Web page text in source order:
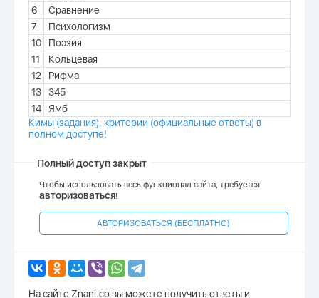
6
Сравнение
7
Психологизм
10
Поэзия
11
Кольцевая
12
Рифма
13
345
14
Ямб
Кимы (задания), критерии (официальные ответы) в
полном доступе!
Полный доступ закрыт
Чтобы использовать весь функционал сайта, требуется
авторизоваться!
АВТОРИЗОВАТЬСЯ (БЕСПЛАТНО)
На сайте Znani.co вы можете получить ответы и